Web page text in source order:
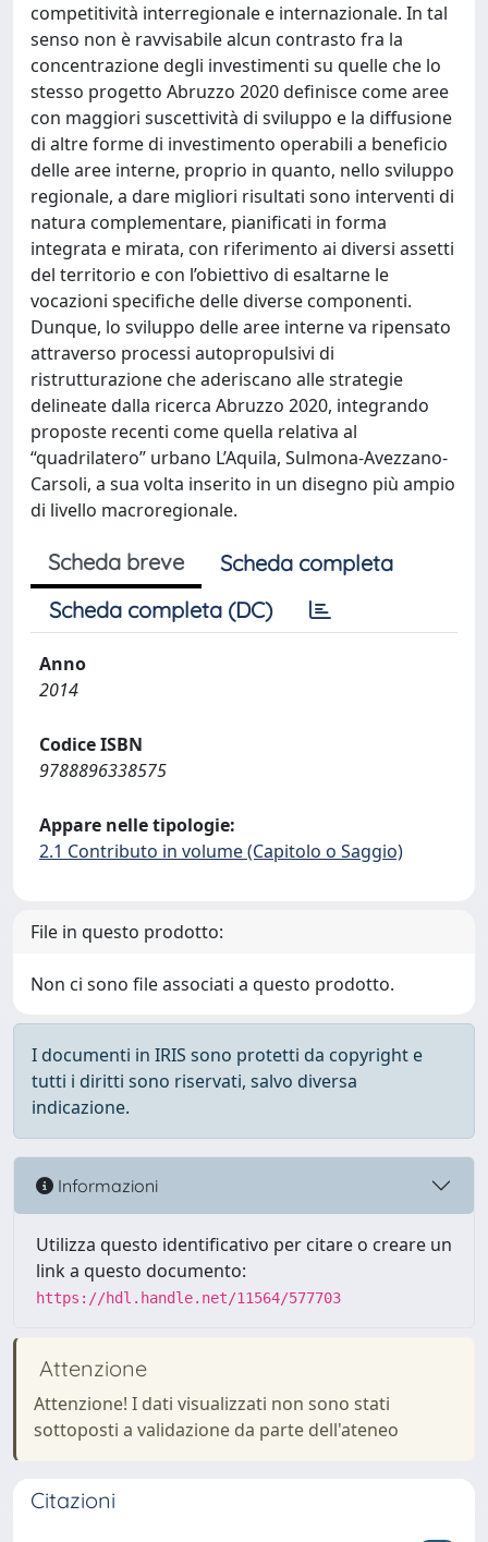
competitività interregionale e internazionale. In tal
senso non è ravvisabile alcun contrasto fra la
concentrazione degli investimenti su quelle che lo
stesso progetto Abruzzo 2020 definisce come aree
con maggiori suscettività di sviluppo e la diffusione
di altre forme di investimento operabili a beneficio
delle aree interne, proprio in quanto, nello sviluppo
regionale, a dare migliori risultati sono interventi di
natura complementare, pianificati in forma
integrata e mirata, con riferimento ai diversi assetti
del territorio e con l’obiettivo di esaltarne le
vocazioni specifiche delle diverse componenti.
Dunque, lo sviluppo delle aree interne va ripensato
attraverso processi autopropulsivi di
ristrutturazione che aderiscano alle strategie
delineate dalla ricerca Abruzzo 2020, integrando
proposte recenti come quella relativa al
“quadrilatero” urbano L’Aquila, Sulmona-Avezzano-
Carsoli, a sua volta inserito in un disegno più ampio
di livello macroregionale.
Scheda breve
Scheda completa
Scheda completa (DC)
Anno
2014
Codice ISBN
9788896338575
Appare nelle tipologie:
2.1 Contributo in volume (Capitolo o Saggio)
File in questo prodotto:
Non ci sono file associati a questo prodotto.
I documenti in IRIS sono protetti da copyright e
tutti i diritti sono riservati, salvo diversa
indicazione.
Informazioni
Utilizza questo identificativo per citare o creare un
link a questo documento:
https://hdl.handle.net/11564/577703
Attenzione
Attenzione! I dati visualizzati non sono stati
sottoposti a validazione da parte dell'ateneo
Citazioni